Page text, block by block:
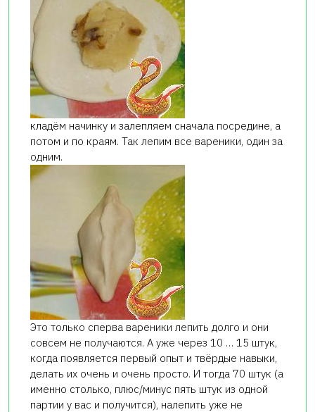
кладём начинку и залепляем сначала посредине, а
потом и по краям. Так лепим все вареники, один за
одним.
Это только сперва вареники лепить долго и они
совсем не получаются. А уже через 10 … 15 штук,
когда появляется первый опыт и твёрдые навыки,
делать их очень и очень просто. И тогда 70 штук (а
именно столько, плюс/минус пять штук из одной
партии у вас и получится), налепить уже не